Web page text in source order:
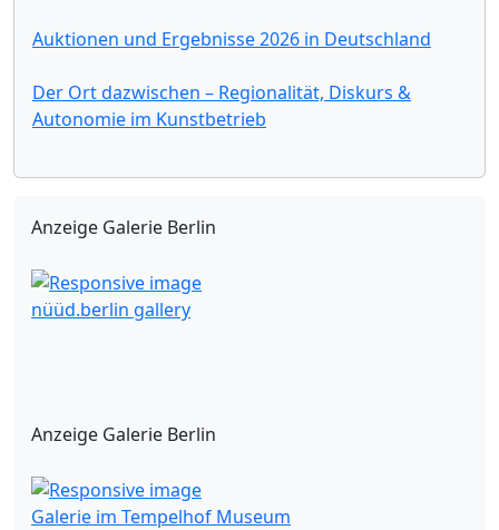
Auktionen und Ergebnisse 2026 in Deutschland
Der Ort dazwischen – Regionalität, Diskurs &
Autonomie im Kunstbetrieb
Anzeige Galerie Berlin
nüüd.berlin gallery
Anzeige Galerie Berlin
Galerie im Tempelhof Museum